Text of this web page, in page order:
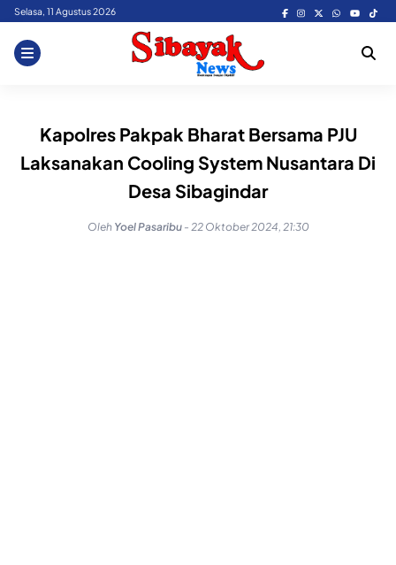
Skip
content
Selasa, 11 Agustus 2026
Kapolres Pakpak Bharat Bersama PJU
Laksanakan Cooling System Nusantara Di
Desa Sibagindar
Oleh Yoel Pasaribu - 22 Oktober 2024, 21:30